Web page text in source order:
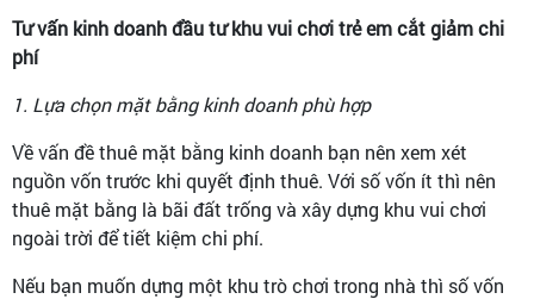
Tư vấn kinh doanh đầu tư khu vui chơi trẻ em cắt giảm chi
phí
1. Lựa chọn mặt bằng kinh doanh phù hợp
Về vấn đề thuê mặt bằng kinh doanh bạn nên xem xét
nguồn vốn trước khi quyết định thuê. Với số vốn ít thì nên
thuê mặt bằng là bãi đất trống và xây dựng khu vui chơi
ngoài trời để tiết kiệm chi phí.
Nếu bạn muốn dựng một khu trò chơi trong nhà thì số vốn